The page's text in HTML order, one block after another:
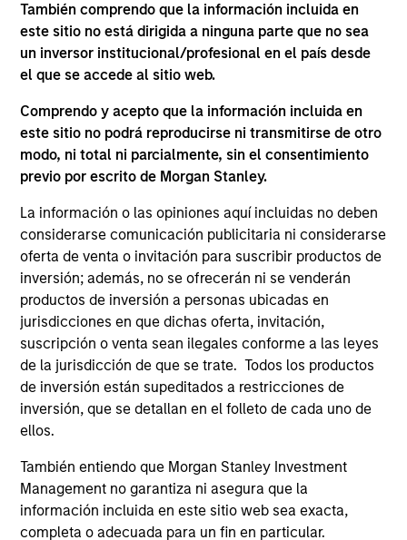
También comprendo que la información incluida en
este sitio no está dirigida a ninguna parte que no sea
un inversor institucional/profesional en el país desde
el que se accede al sitio web.
Comprendo y acepto que la información incluida en
este sitio no podrá reproducirse ni transmitirse de otro
modo, ni total ni parcialmente, sin el consentimiento
previo por escrito de Morgan Stanley.
La información o las opiniones aquí incluidas no deben
considerarse comunicación publicitaria ni considerarse
oferta de venta o invitación para suscribir productos de
inversión; además, no se ofrecerán ni se venderán
productos de inversión a personas ubicadas en
jurisdicciones en que dichas oferta, invitación,
suscripción o venta sean ilegales conforme a las leyes
de la jurisdicción de que se trate. Todos los productos
de inversión están supeditados a restricciones de
inversión, que se detallan en el folleto de cada uno de
ellos.
También entiendo que Morgan Stanley Investment
Management no garantiza ni asegura que la
información incluida en este sitio web sea exacta,
completa o adecuada para un fin en particular.
As of July 25, 2025. The above is provided for informational
the investment mentioned resulted in positive performance
(for realized holdings), or will perform well in the future (for
current holdings). The trademarks and service marks above
are the property of their respective owners. The information
on this website has not been authorized, sponsored, or
links shown here, you agree that you are navigating to a
third party site. We are providing these hyperlinks to you
only as a convenience and the inclusion of any hyperlink is
not and does not imply any endorsement, approval,
investigation, verification or monitoring by us of any
information contained in any hyperlinked site. In no event
shall we be responsible for the information contained on
the site or your use of such site.